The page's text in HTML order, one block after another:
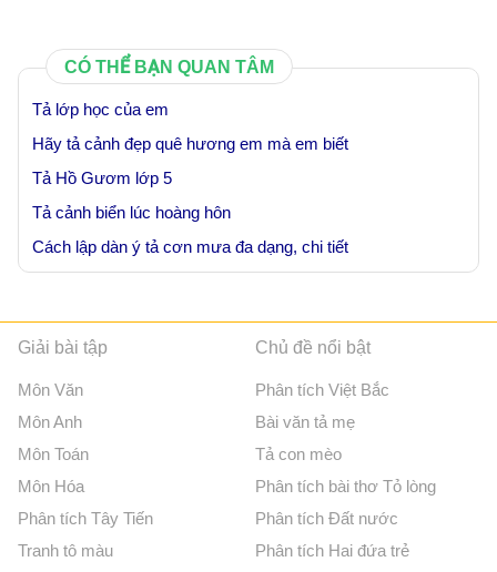
CÓ THỂ BẠN QUAN TÂM
Tả lớp học của em
Hãy tả cảnh đẹp quê hương em mà em biết
Tả Hồ Gươm lớp 5
Tả cảnh biển lúc hoàng hôn
Cách lập dàn ý tả cơn mưa đa dạng, chi tiết
Giải bài tập
Môn Văn
Môn Anh
Môn Toán
Môn Hóa
Phân tích Tây Tiến
Tranh tô màu
Chủ đề nổi bật
Phân tích Việt Bắc
Bài văn tả mẹ
Tả con mèo
Phân tích bài thơ Tỏ lòng
Phân tích Đất nước
Phân tích Hai đứa trẻ